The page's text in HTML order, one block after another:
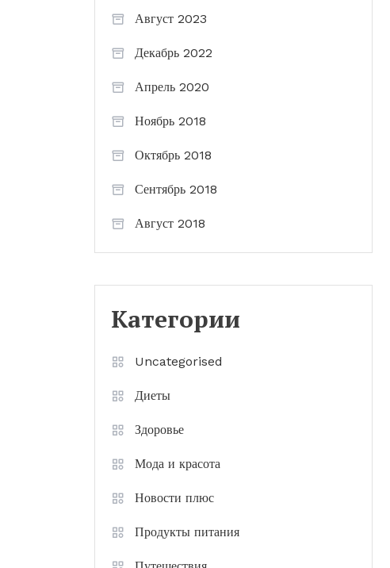
Август 2023
Декабрь 2022
Апрель 2020
Ноябрь 2018
Октябрь 2018
Сентябрь 2018
Август 2018
Категории
Uncategorised
Диеты
Здоровье
Мода и красота
Новости плюс
Продукты питания